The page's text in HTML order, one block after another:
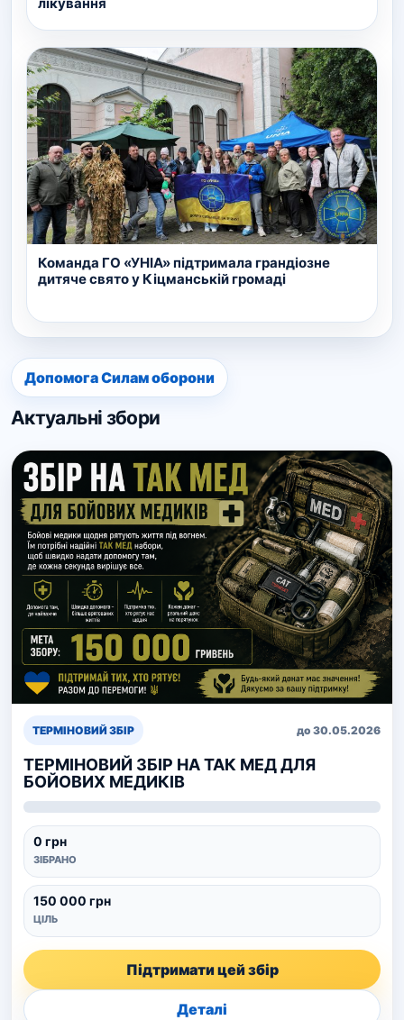
Команда ГО «УНІА» підтримала грандіозне
дитяче свято у Кіцманській громаді
Допомога Силам оборони
Актуальні збори
ТЕРМІНОВИЙ ЗБІР до 30.05.2026
ТЕРМІНОВИЙ ЗБІР НА ТАК МЕД ДЛЯ
БОЙОВИХ МЕДИКІВ
0 грн
ЗІБРАНО
150 000 грн
ЦІЛЬ
Підтримати цей збір
Деталі